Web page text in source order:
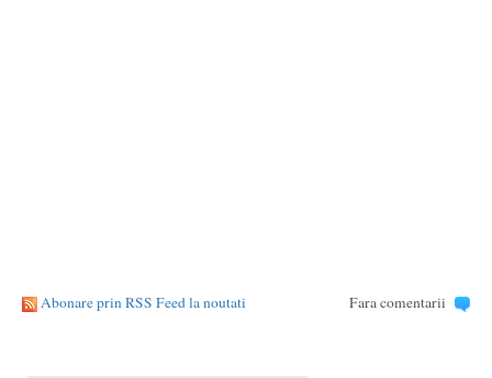
Abonare prin RSS Feed la noutati Fara comentarii